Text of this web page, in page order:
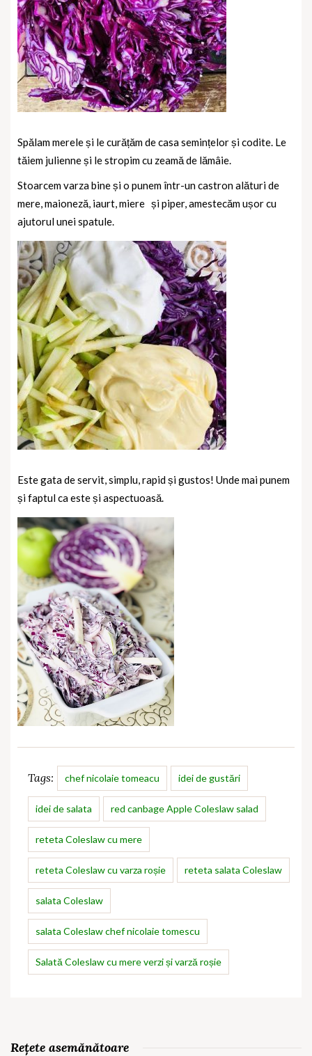
Spălam merele și le curățăm de casa semințelor și codite. Le
tăiem julienne și le stropim cu zeamă de lămâie.
Stoarcem varza bine și o punem într-un castron alături de
mere, maioneză, iaurt, miere și piper, amestecăm ușor cu
ajutorul unei spatule.
Este gata de servit, simplu, rapid și gustos! Unde mai punem
și faptul ca este și aspectuoasă.
Tags: chef nicolaie tomeacu idei de gustări
idei de salata red canbage Apple Coleslaw salad
reteta Coleslaw cu mere
reteta Coleslaw cu varza roșie reteta salata Coleslaw
salata Coleslaw
salata Coleslaw chef nicolaie tomescu
Salată Coleslaw cu mere verzi și varză roșie
Rețete asemănătoare